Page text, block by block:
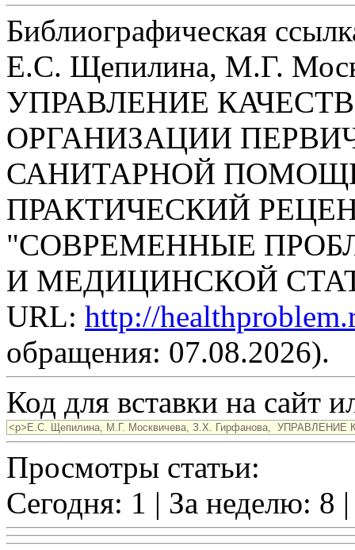
Библиографическая
Е.С. Щепилина, М.Г.
УПРАВЛЕНИЕ
ОРГАНИЗАЦИИ
САНИТАРНОЙ
ПРАКТИЧЕСКИЙ
"СОВРЕМЕННЫЕ
И МЕДИЦИНСКОЙ
URL: http://
обращения: 07.08.2026).
Код для вставки на сайт
Просмотры статьи:
Сегодня: 1 | За неделю: 8